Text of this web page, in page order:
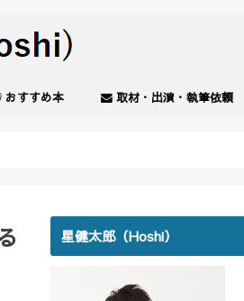
おすすめ本 取材・出演・執筆依頼
星健太郎（Hoshi）